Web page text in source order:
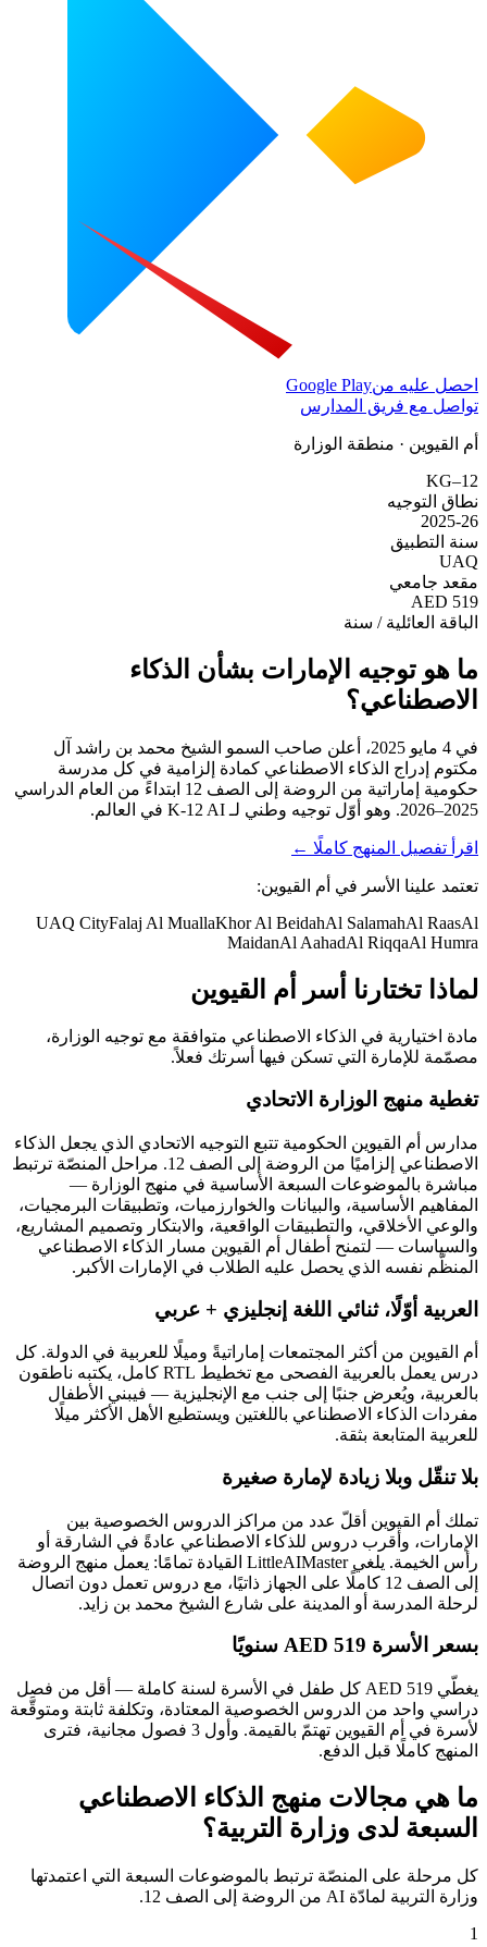
احصل عليه منGoogle Play
تواصل مع فريق المدارس
أم القيوين · منطقة الوزارة
KG–12
نطاق التوجيه
2025-26
سنة التطبيق
UAQ
مقعد جامعي
AED 519
الباقة العائلية / سنة
ما هو توجيه الإمارات بشأن الذكاء
الاصطناعي؟
في 4 مايو 2025، أعلن صاحب السمو الشيخ محمد بن راشد آل
مكتوم إدراج الذكاء الاصطناعي كمادة إلزامية في كل مدرسة
حكومية إماراتية من الروضة إلى الصف 12 ابتداءً من العام الدراسي
2025–2026. وهو أوّل توجيه وطني لـ K-12 AI في العالم.
اقرأ تفصيل المنهج كاملًا ←
تعتمد علينا الأسر في أم القيوين:
UAQ CityFalaj Al MuallaKhor Al BeidahAl SalamahAl RaasAl
MaidanAl AahadAl RiqqaAl Humra
لماذا تختارنا أسر أم القيوين
مادة اختيارية في الذكاء الاصطناعي متوافقة مع توجيه الوزارة،
مصمّمة للإمارة التي تسكن فيها أسرتك فعلاً.
تغطية منهج الوزارة الاتحادي
مدارس أم القيوين الحكومية تتبع التوجيه الاتحادي الذي يجعل الذكاء
الاصطناعي إلزاميًا من الروضة إلى الصف 12. مراحل المنصّة ترتبط
مباشرة بالموضوعات السبعة الأساسية في منهج الوزارة —
المفاهيم الأساسية، والبيانات والخوارزميات، وتطبيقات البرمجيات،
والوعي الأخلاقي، والتطبيقات الواقعية، والابتكار وتصميم المشاريع،
والسياسات — لتمنح أطفال أم القيوين مسار الذكاء الاصطناعي
المنظَّم نفسه الذي يحصل عليه الطلاب في الإمارات الأكبر.
العربية أوّلًا، ثنائي اللغة إنجليزي + عربي
أم القيوين من أكثر المجتمعات إماراتيةً وميلًا للعربية في الدولة. كل
درس يعمل بالعربية الفصحى مع تخطيط RTL كامل، يكتبه ناطقون
بالعربية، ويُعرض جنبًا إلى جنب مع الإنجليزية — فيبني الأطفال
مفردات الذكاء الاصطناعي باللغتين ويستطيع الأهل الأكثر ميلًا
للعربية المتابعة بثقة.
بلا تنقّل وبلا زيادة لإمارة صغيرة
تملك أم القيوين أقلّ عدد من مراكز الدروس الخصوصية بين
الإمارات، وأقرب دروس للذكاء الاصطناعي عادةً في الشارقة أو
رأس الخيمة. يلغي LittleAIMaster القيادة تمامًا: يعمل منهج الروضة
إلى الصف 12 كاملًا على الجهاز ذاتيًا، مع دروس تعمل دون اتصال
لرحلة المدرسة أو المدينة على شارع الشيخ محمد بن زايد.
بسعر الأسرة AED 519 سنويًا
يغطّي AED 519 كل طفل في الأسرة لسنة كاملة — أقل من فصل
دراسي واحد من الدروس الخصوصية المعتادة، وتكلفة ثابتة ومتوقَّعة
لأسرة في أم القيوين تهتمّ بالقيمة. وأول 3 فصول مجانية، فترى
المنهج كاملًا قبل الدفع.
ما هي مجالات منهج الذكاء الاصطناعي
السبعة لدى وزارة التربية؟
كل مرحلة على المنصّة ترتبط بالموضوعات السبعة التي اعتمدتها
وزارة التربية لمادّة AI من الروضة إلى الصف 12.
1